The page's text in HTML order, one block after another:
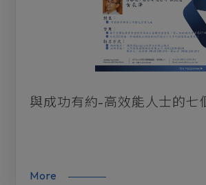
與成功有約-高效能人士的七
More